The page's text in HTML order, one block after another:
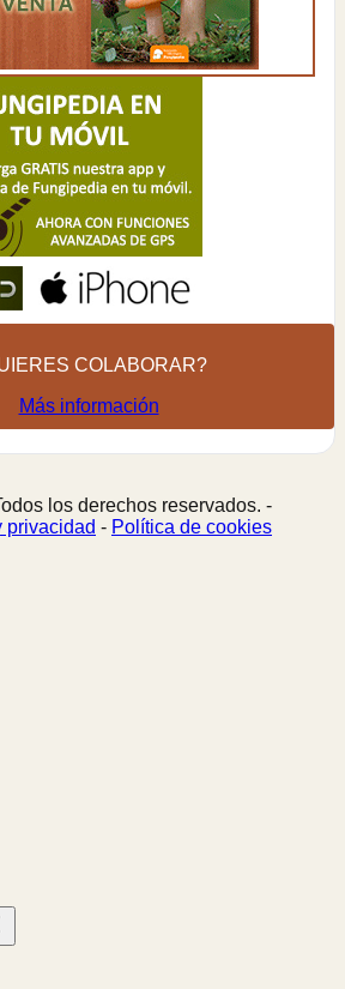
COLABORAR?
Más información
los derechos reservados. -
privacidad - Política de cookies